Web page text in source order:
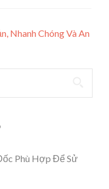
Nhanh Chóng Và An
Phù Hợp Để Sử